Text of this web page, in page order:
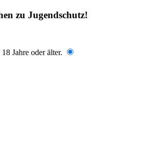
zu Jugendschutz!
Jahre oder älter.